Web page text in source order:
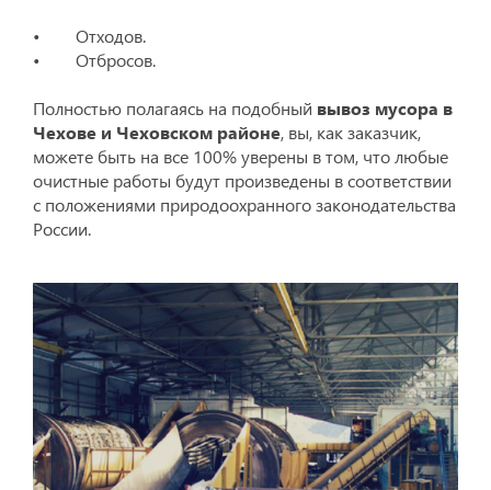
• Отходов.
• Отбросов.
Полностью полагаясь на подобный вывоз мусора в
Чехове и Чеховском районе, вы, как заказчик,
можете быть на все 100% уверены в том, что любые
очистные работы будут произведены в соответствии
с положениями природоохранного законодательства
России.